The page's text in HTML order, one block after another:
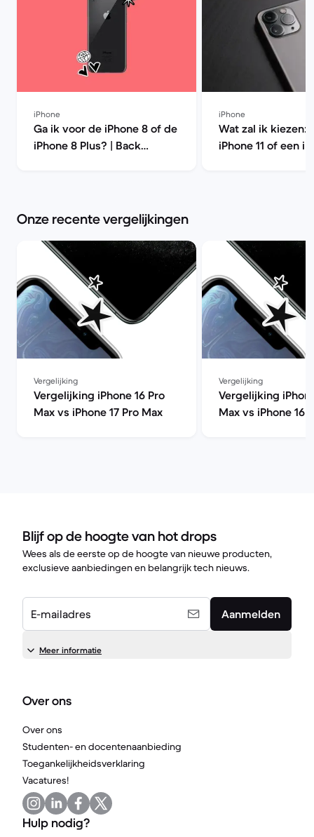
iPhone
Ga ik voor de iPhone 8 of de
iPhone 8 Plus? | Back
iPhone
Wat zal ik kiezen:
iPhone 11 of een
Onze recente vergelijkingen
Vergelijking
Vergelijking iPhone 16 Pro
Max vs iPhone 17 Pro Max
Vergelijking
Vergelijking
Max vs iPhone 16
Blijf op de hoogte van hot drops
Wees als de eerste op de hoogte van nieuwe producten,
exclusieve aanbiedingen en belangrijk tech nieuws.
E-mailadres Aanmelden
Meer informatie
Over ons
Over ons
Studenten- en docentenaanbieding
Toegankelijkheidsverklaring
Vacatures!
Hulp nodig?